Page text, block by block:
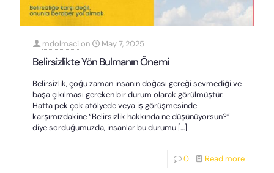
mdolmaci on May 7, 2025
Belirsizlikte Yön Bulmanın Önemi
Belirsizlik, çoğu zaman insanın doğası gereği sevmediği ve
başa çıkılması gereken bir durum olarak görülmüştür.
Hatta pek çok atölyede veya iş görüşmesinde
karşımızdakine “Belirsizlik hakkında ne düşünüyorsun?”
diye sorduğumuzda, insanlar bu durumu […]
0 Read more